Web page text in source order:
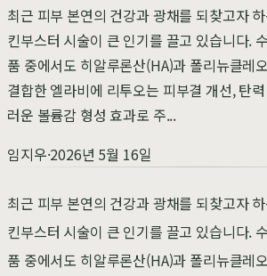
최근 피부 본연의 건강과 광채를 되찾고자
킨부스터 시술이 큰 인기를 끌고 있습니다.
품 중에서도 히알루론산(HA)과 폴리뉴클레
결합한 엘라비에 리투오는 피부결 개선, 탄
러운 볼륨감 형성 효과로 주...
임지우·2026년 5월 16일
최근 피부 본연의 건강과 광채를 되찾고자
킨부스터 시술이 큰 인기를 끌고 있습니다.
품 중에서도 히알루론산(HA)과 폴리뉴클레